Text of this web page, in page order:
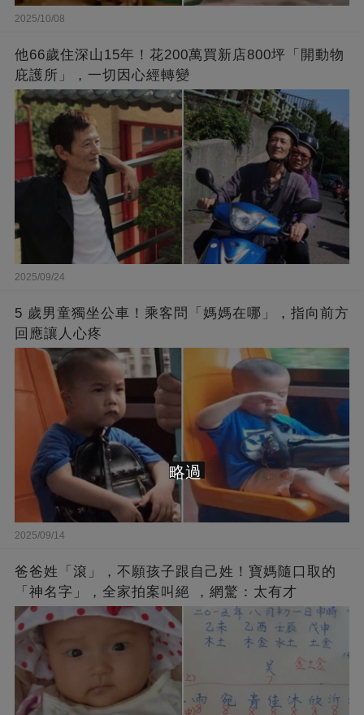
2025/10/08
他66歲住深山15年！花200萬買新店800坪「開動物
庇護所」，一切因心經轉變
2025/09/24
5 歲男童獨坐公車！乘客問「媽媽在哪」，指向前方
回應讓人心疼
2025/09/14
爸爸姓「滾」，不願孩子跟自己姓！寶媽隨口取的
「神名字」，全家拍案叫絕 ，網驚：太有才
略過